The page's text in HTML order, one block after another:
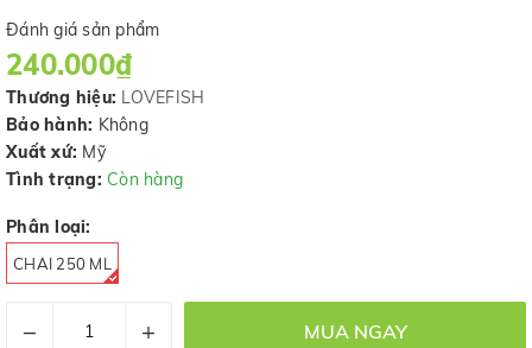
Đánh giá sản phẩm
240.000₫
Thương hiệu: LOVEFISH
Bảo hành: Không
Xuất xứ: Mỹ
Tình trạng: Còn hàng
Phân loại:
CHAI 250 ML
– + MUA NGAY